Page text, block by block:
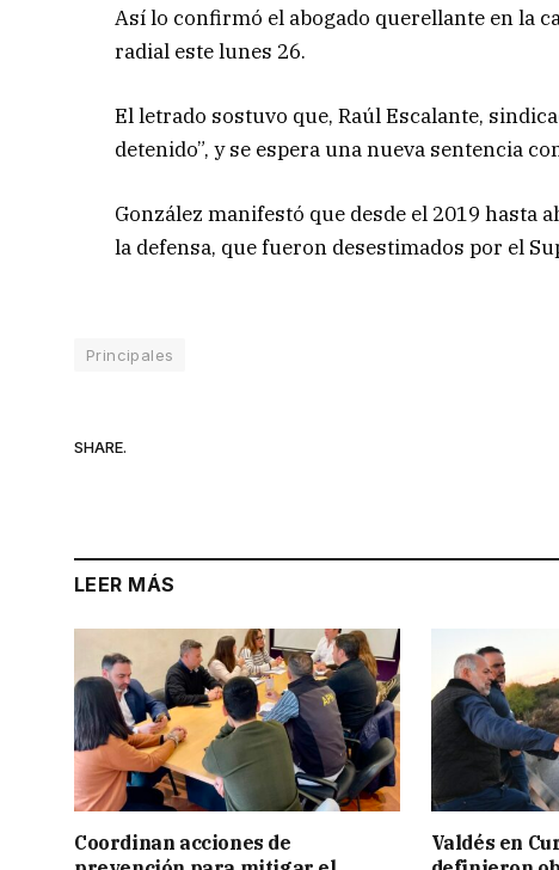
Así lo confirmó el abogado querellante en la
radial este lunes 26.
El letrado sostuvo que, Raúl Escalante,
detenido”, y se espera una nueva sentencia
González manifestó que desde el 2019
la defensa, que fueron desestimados por el
Principales
SHARE.
LEER MÁS
Coordinan acciones de
Valdés en